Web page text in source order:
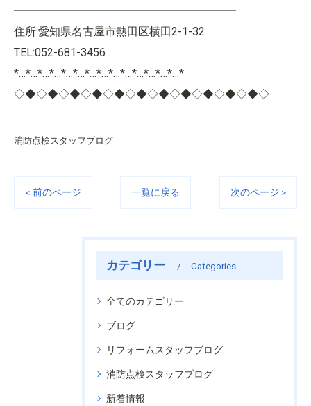
━━━━━━━━━━━━━━━━━━━━
住所:愛知県名古屋市熱田区横田2-1-32
TEL:052-681-3456
*…*…*…*…*…*…*…*…*…*…*…*…*…*…*
◇◆◇◆◇◆◇◆◇◆◇◆◇◆◇◆◇◆◇◆◇◆◇
消防点検スタッフブログ
< 前のページ 一覧に戻る 次のページ >
カテゴリー Categories
全てのカテゴリー
ブログ
リフォームスタッフブログ
消防点検スタッフブログ
新着情報